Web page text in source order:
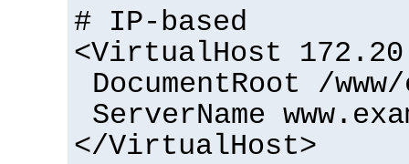
# IP-based
<VirtualHost
DocumentRoot /
ServerName
</VirtualHost>